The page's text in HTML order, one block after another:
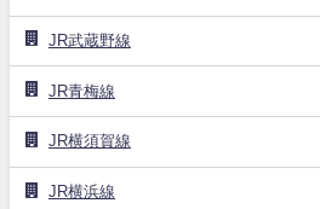
JR武蔵野線
JR青梅線
JR横須賀線
JR横浜線